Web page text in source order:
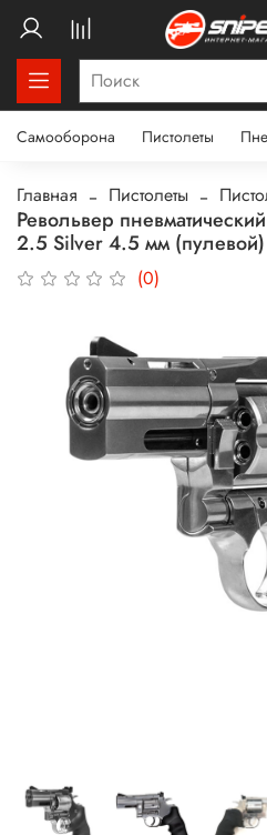
Самооборона Пистолеты
Главная Пистолеты
Револьвер
2.5 Silver 4.5 мм (пулевой)
(0)